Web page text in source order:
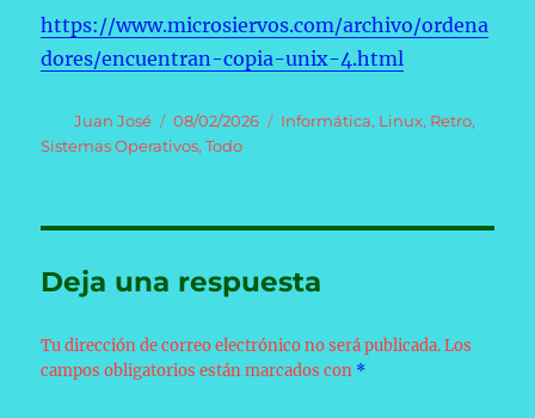
https://www.microsiervos.com/archivo/ordena
dores/encuentran-copia-unix-4.html
Autor
Juan José
Publicado
el
08/02/2026 Categorías
Informática, Linux, Retro,
Sistemas Operativos,Todo
Deja una respuesta
Tu dirección de correo electrónico no será publicada. Los
campos obligatorios están marcados con *